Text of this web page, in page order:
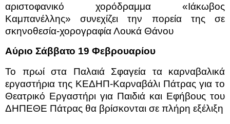
αριστοφανικό χορόδραμμα «Ιάκωβος
Καμπανέλλης» συνεχίζει την πορεία της σε
σκηνοθεσία-χορογραφία Λουκά Θάνου
Αύριο Σάββατο 19 Φεβρουαρίου
Το πρωί στα Παλαιά Σφαγεία τα καρναβαλικά
εργαστήρια της ΚΕΔΗΠ-Καρναβάλι Πάτρας για το
Θεατρικό Εργαστήρι για Παιδιά και Εφήβους του
ΔΗΠΕΘΕ Πάτρας θα βρίσκονται σε πλήρη εξέλιξη